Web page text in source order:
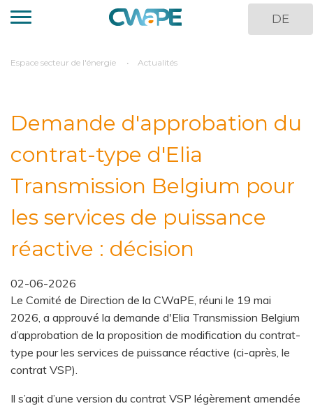
Aller
au
principal
DE
You
Espace secteur de l'énergie Actualités
Demande d'approbation du
contrat-type d'Elia
Transmission Belgium pour
les services de puissance
réactive : décision
02-06-2026
Le Comité de Direction de la CWaPE, réuni le 19 mai
2026, a approuvé la demande d'Elia Transmission Belgium
d’approbation de la proposition de modification du contrat-
type pour les services de puissance réactive (ci-après, le
contrat VSP).
Il s’agit d’une version du contrat VSP légèrement amendée